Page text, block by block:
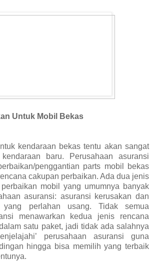
Untuk Mobil Bekas
kendaraan bekas tentu akan sangat
baru. Perusahaan asuransi
penggantian parts mobil bekas
cakupan perbaikan. Ada dua jenis
mobil yang umumnya banyak
asuransi: asuransi kerusakan dan
yang perlahan usang. Tidak semua
menawarkan kedua jenis rencana
satu paket, jadi tidak ada salahnya
perusahaan asuransi guna
hingga bisa memilih yang terbaik